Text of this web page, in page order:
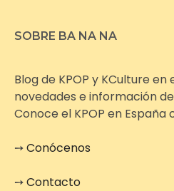
SOBRE BA NA NA
Blog de KPOP y KCulture en
novedades e información
Conoce el KPOP en España
➙Conócenos
➙Contacto